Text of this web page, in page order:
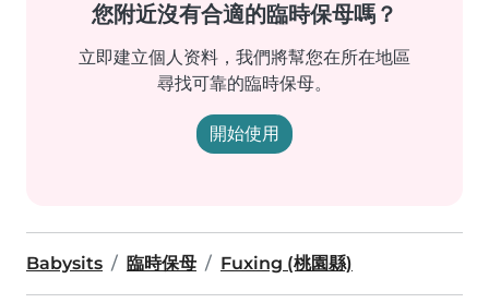
您附近沒有合適的臨時保母嗎？
立即建立個人资料，我們將幫您在所在地區
尋找可靠的臨時保母。
開始使用
Babysits 臨時保母 Fuxing (桃園縣)